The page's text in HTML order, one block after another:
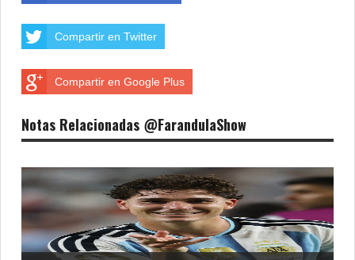
Compartir en Twitter
Compartir en Google Plus
Notas Relacionadas @FarandulaShow